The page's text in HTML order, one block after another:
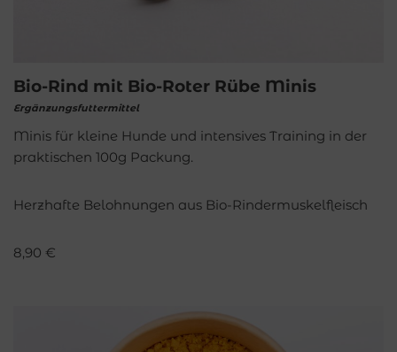
Bio-Rind mit Bio-Roter Rübe Minis
Ergänzungsfuttermittel
Minis für kleine Hunde und intensives Training in der
praktischen 100g Packung.
Herzhafte Belohnungen aus Bio-Rindermuskelfleisch
8,90 €